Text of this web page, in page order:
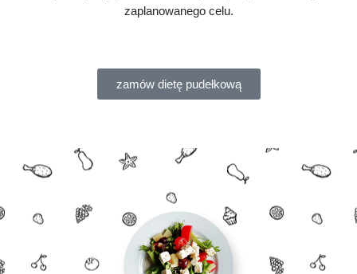
zaplanowanego celu.
zamów dietę pudełkową